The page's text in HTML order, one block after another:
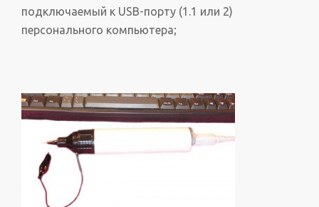
подключаемый к USB-порту (1.1 или 2)
персонального компьютера;